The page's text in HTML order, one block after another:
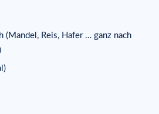
(Mandel, Reis, Hafer … ganz nach